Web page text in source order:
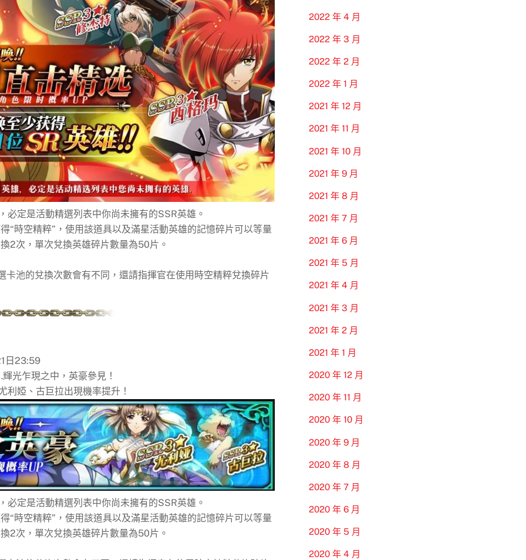
定是活動精選列表中你尚未擁有的SSR英雄。
“時空精粹”，使用該道具以及滿星活動英雄的記憶碎片可以等量
2次，單次兌換英雄碎片數量為50片。
池的兌換次數會有不同，還請指揮官在使用時空精粹兌換碎片
日23:59
光乍現之中，英豪參見！
利婭、古巨拉出現機率提升！
定是活動精選列表中你尚未擁有的SSR英雄。
“時空精粹”，使用該道具以及滿星活動英雄的記憶碎片可以等量
2次，單次兌換英雄碎片數量為50片。
2022 年 4 月
2022 年 3 月
2022 年 2 月
2022 年 1 月
2021 年 12 月
2021 年 11 月
2021 年 10 月
2021 年 9 月
2021 年 8 月
2021 年 7 月
2021 年 6 月
2021 年 5 月
2021 年 4 月
2021 年 3 月
2021 年 2 月
2021 年 1 月
2020 年 12 月
2020 年 11 月
2020 年 10 月
2020 年 9 月
2020 年 8 月
2020 年 7 月
2020 年 6 月
2020 年 5 月
2020 年 4 月